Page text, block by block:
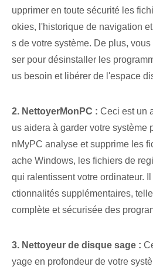
upprimer en toute sécurité les
okies, l'historique de navigation
s de votre système. De plus,
ser pour désinstaller les
us besoin et libérer de l'espace
2. NettoyerMonPC : Ceci est un
us aidera à garder votre système
nMyPC analyse et supprime les
ache Windows, les fichiers de
qui ralentissent votre ordinateur.
ctionnalités supplémentaires,
complète et sécurisée des
3. Nettoyeur de disque sage :
yage en profondeur de votre